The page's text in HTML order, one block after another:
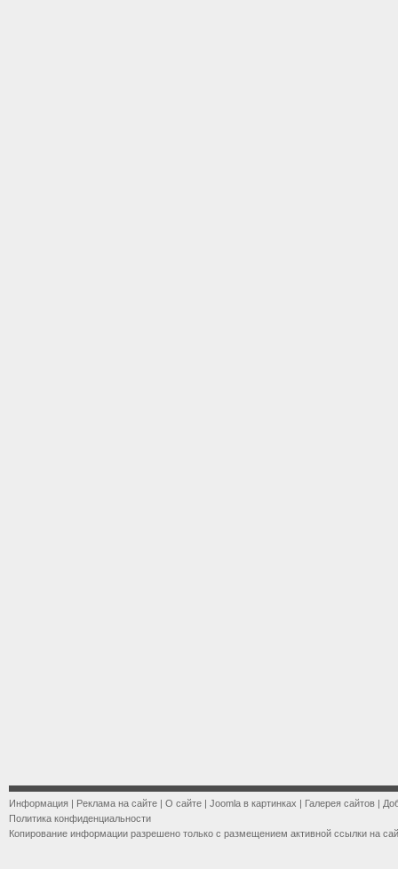
Информация | Реклама на сайте | О сайте | Joomla в картинках | Галерея сайтов |
Политика конфиденциальности
Копирование информации разрешено только с размещением активной ссылки на